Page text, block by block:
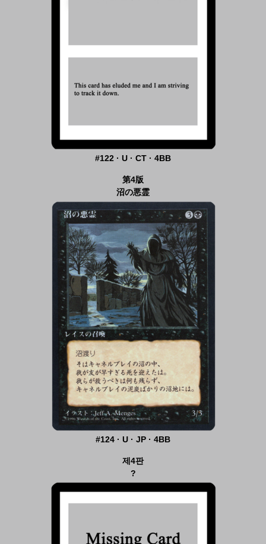
#122 · U · CT · 4BB
第4版
沼の悪霊
#124 · U · JP · 4BB
제4판
?